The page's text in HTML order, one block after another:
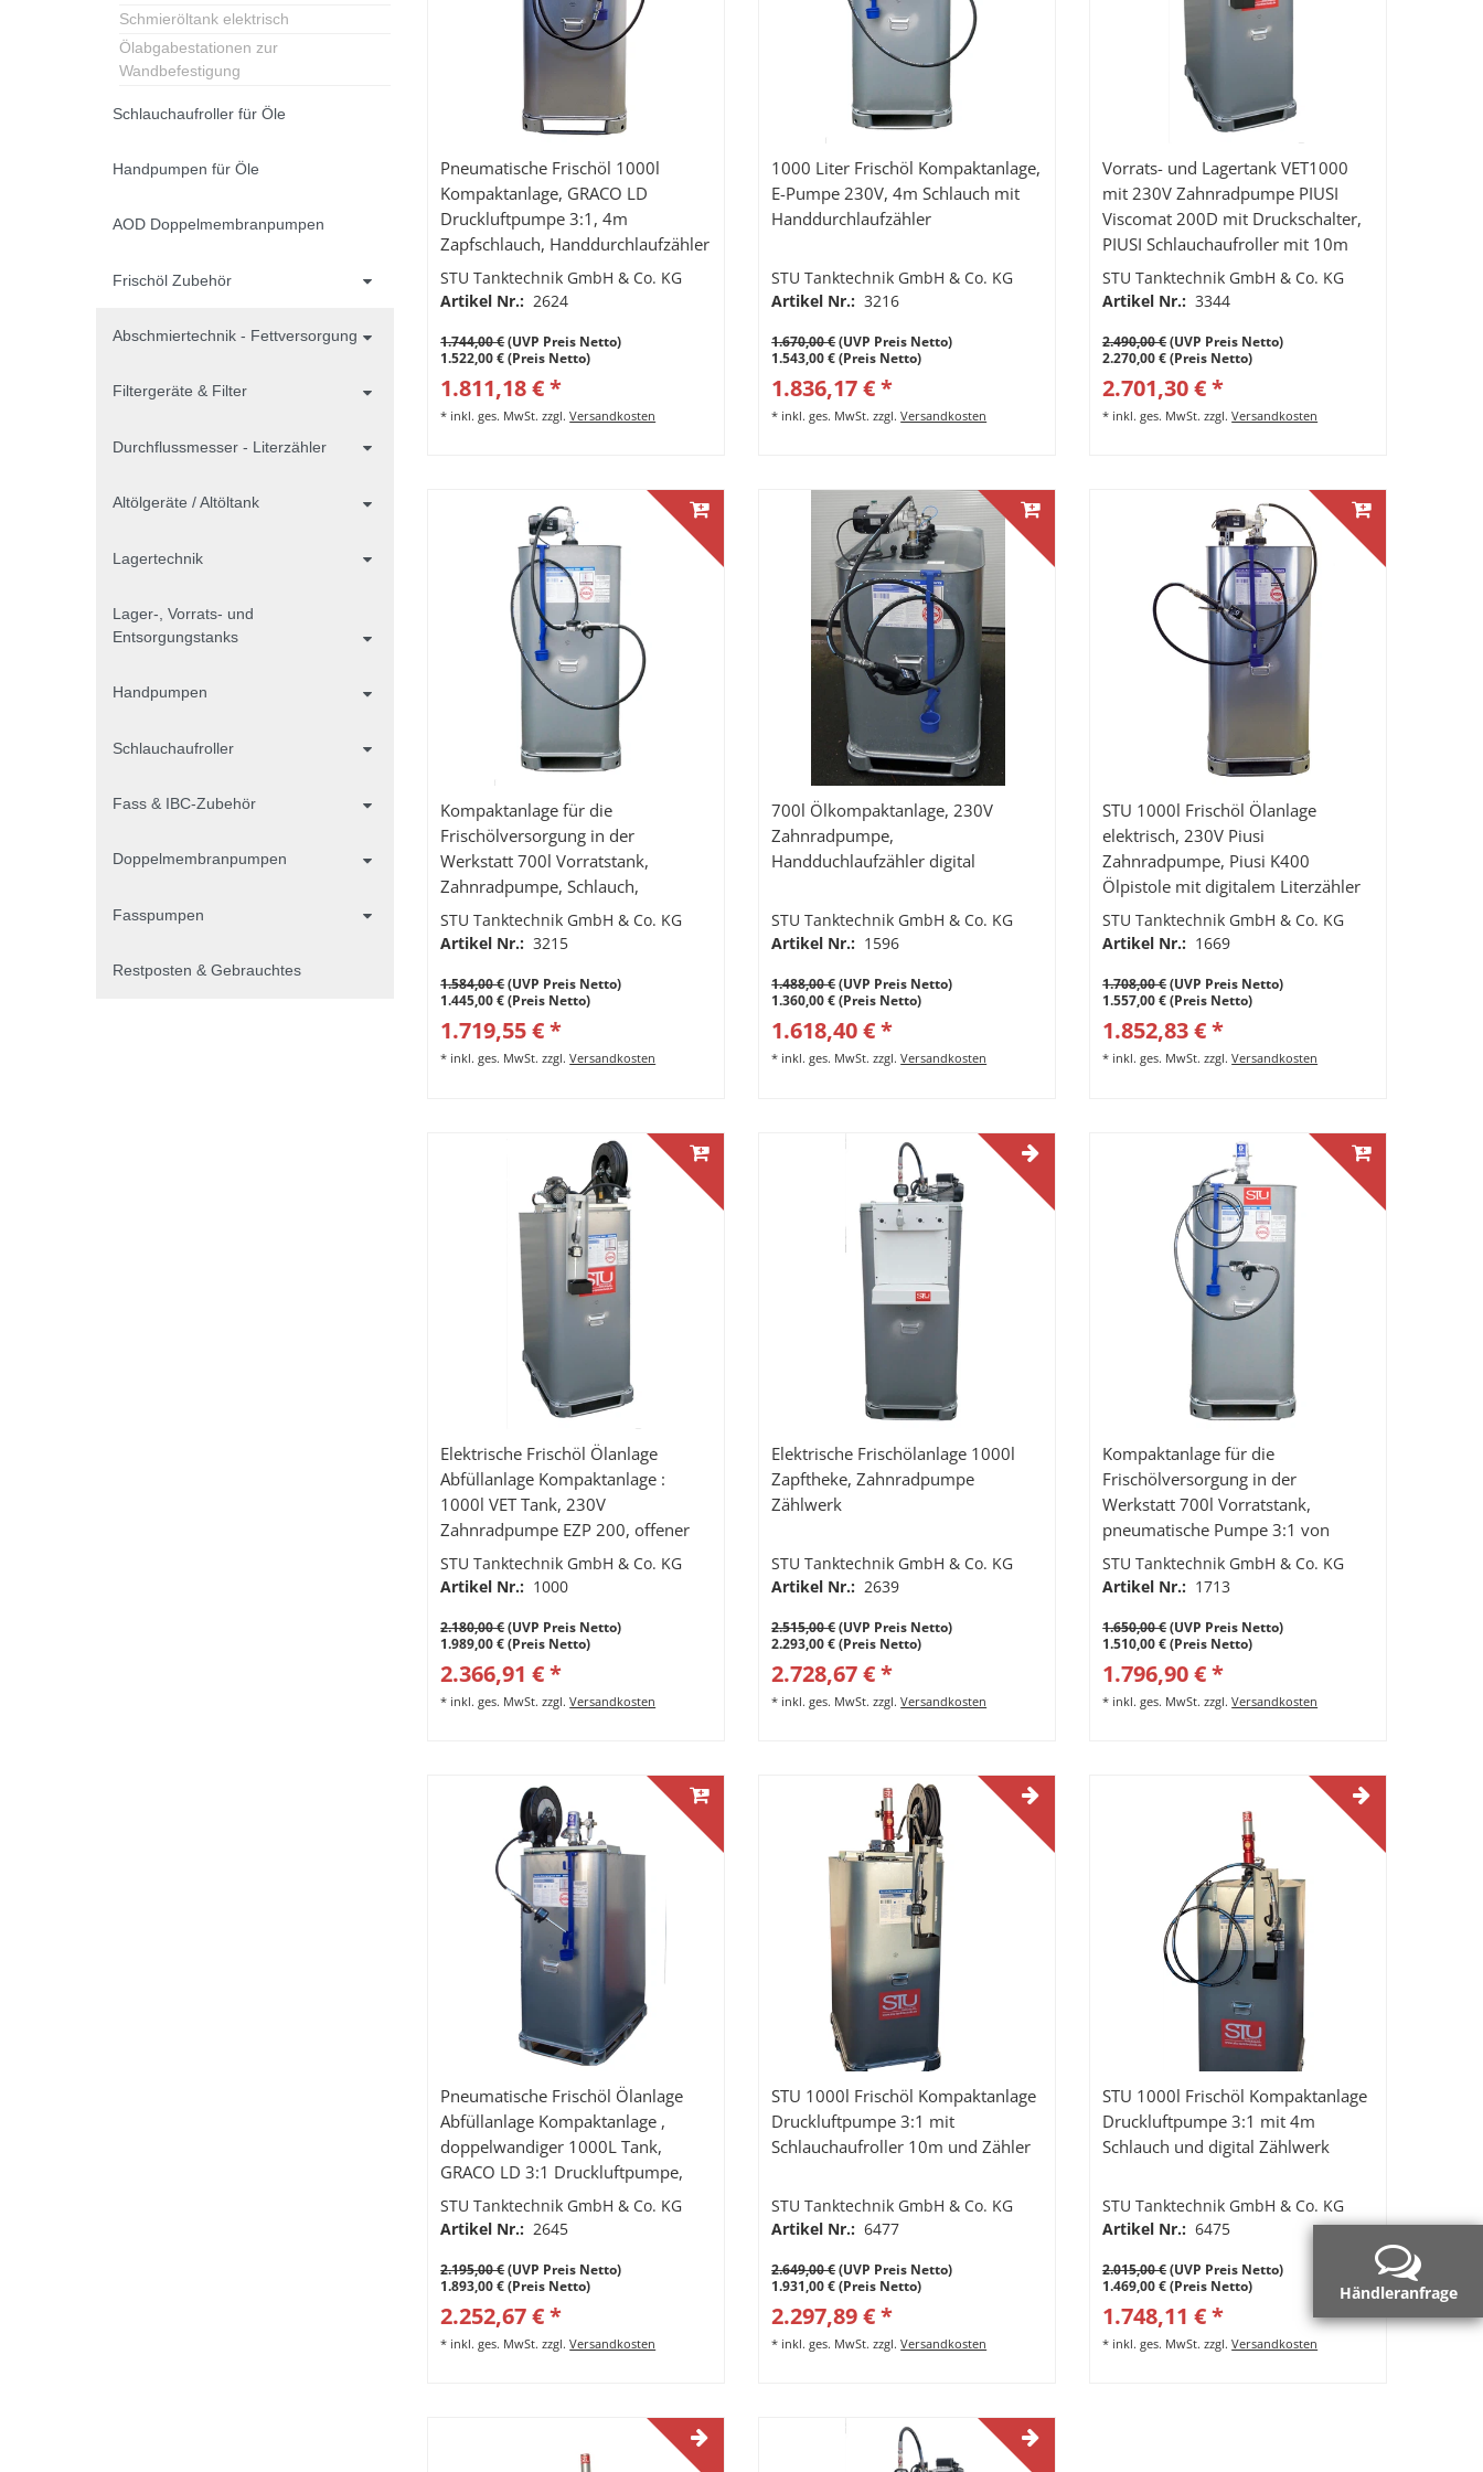
Händleranfrage
Schmieröltank elektrisch
Ölabgabestationen zur
Wandbefestigung
Schlauchaufroller für Öle
Handpumpen für Öle
AOD Doppelmembranpumpen
Frischöl Zubehör
Abschmiertechnik - Fettversorgung
Filtergeräte & Filter
Durchflussmesser - Literzähler
Altölgeräte / Altöltank
Lagertechnik
Lager-, Vorrats- und
Entsorgungstanks
Handpumpen
Schlauchaufroller
Fass & IBC-Zubehör
Doppelmembranpumpen
Fasspumpen
Restposten & Gebrauchtes
Pneumatische Frischöl 1000l
Kompaktanlage, GRACO LD
Druckluftpumpe 3:1, 4m
Zapfschlauch, Handdurchlaufzähler
mit starrem Auslauf, Tropfbecher.
Ölanlage Abfüllanlage
STU Tanktechnik GmbH & Co. KG
Artikel Nr.: 2624
1.744,00 €(UVP Preis Netto)
1.522,00 € (Preis Netto)
1.811,18 € *
* inkl. ges. MwSt. zzgl.Versandkosten
1000 Liter Frischöl Kompaktanlage,
E-Pumpe 230V, 4m Schlauch mit
Handdurchlaufzähler
STU Tanktechnik GmbH & Co. KG
Artikel Nr.: 3216
1.670,00 €(UVP Preis Netto)
1.543,00 € (Preis Netto)
1.836,17 € *
* inkl. ges. MwSt. zzgl.Versandkosten
Vorrats- und Lagertank VET1000
mit 230V Zahnradpumpe PIUSI
Viscomat 200D mit Druckschalter,
PIUSI Schlauchaufroller mit 10m
Hochdruckschlauch und
Handdurchlaufzähler K400
STU Tanktechnik GmbH & Co. KG
Artikel Nr.: 3344
2.490,00 €(UVP Preis Netto)
2.270,00 € (Preis Netto)
2.701,30 € *
* inkl. ges. MwSt. zzgl.Versandkosten
Kompaktanlage für die
Frischölversorgung in der
Werkstatt 700l Vorratstank,
Zahnradpumpe, Schlauch,
Handdurchlaufzähler K400 mit
Drehgelenk
STU Tanktechnik GmbH & Co. KG
Artikel Nr.: 3215
1.584,00 €(UVP Preis Netto)
1.445,00 € (Preis Netto)
1.719,55 € *
* inkl. ges. MwSt. zzgl.Versandkosten
700l Ölkompaktanlage, 230V
Zahnradpumpe,
Handduchlaufzähler digital
STU Tanktechnik GmbH & Co. KG
Artikel Nr.: 1596
1.488,00 €(UVP Preis Netto)
1.360,00 € (Preis Netto)
1.618,40 € *
* inkl. ges. MwSt. zzgl.Versandkosten
STU 1000l Frischöl Ölanlage
elektrisch, 230V Piusi
Zahnradpumpe, Piusi K400
Ölpistole mit digitalem Literzähler
STU Tanktechnik GmbH & Co. KG
Artikel Nr.: 1669
1.708,00 €(UVP Preis Netto)
1.557,00 € (Preis Netto)
1.852,83 € *
* inkl. ges. MwSt. zzgl.Versandkosten
Elektrische Frischöl Ölanlage
Abfüllanlage Kompaktanlage :
1000l VET Tank, 230V
Zahnradpumpe EZP 200, offener
Schlauchaufroller 10m Ölschlauch,
Handdurchlaufzähler mit starrem
STU Tanktechnik GmbH & Co. KG
Artikel Nr.: 1000
2.180,00 €(UVP Preis Netto)
1.989,00 € (Preis Netto)
2.366,91 € *
* inkl. ges. MwSt. zzgl.Versandkosten
Elektrische Frischölanlage 1000l
Zapftheke, Zahnradpumpe
Zählwerk
STU Tanktechnik GmbH & Co. KG
Artikel Nr.: 2639
2.515,00 €(UVP Preis Netto)
2.293,00 € (Preis Netto)
2.728,67 € *
* inkl. ges. MwSt. zzgl.Versandkosten
Kompaktanlage für die
Frischölversorgung in der
Werkstatt 700l Vorratstank,
pneumatische Pumpe 3:1 von
GRACO, Druckminderer,
Manometer und Wasserabscheider,
Digitalanzeige
STU Tanktechnik GmbH & Co. KG
Artikel Nr.: 1713
1.650,00 €(UVP Preis Netto)
1.510,00 € (Preis Netto)
1.796,90 € *
* inkl. ges. MwSt. zzgl.Versandkosten
Pneumatische Frischöl Ölanlage
Abfüllanlage Kompaktanlage ,
doppelwandiger 1000L Tank,
GRACO LD 3:1 Druckluftpumpe,
PIUSI Schlauchaufroller mit 10m
Hochdruckschlauch,
Auslauf
STU Tanktechnik GmbH & Co. KG
Artikel Nr.: 2645
2.195,00 €(UVP Preis Netto)
1.893,00 € (Preis Netto)
2.252,67 € *
* inkl. ges. MwSt. zzgl.Versandkosten
STU 1000l Frischöl Kompaktanlage
Druckluftpumpe 3:1 mit
Schlauchaufroller 10m und Zähler
STU Tanktechnik GmbH & Co. KG
Artikel Nr.: 6477
2.649,00 €(UVP Preis Netto)
1.931,00 € (Preis Netto)
2.297,89 € *
* inkl. ges. MwSt. zzgl.Versandkosten
STU 1000l Frischöl Kompaktanlage
Druckluftpumpe 3:1 mit 4m
Schlauch und digital Zählwerk
STU Tanktechnik GmbH & Co. KG
Artikel Nr.: 6475
2.015,00 €(UVP Preis Netto)
1.469,00 € (Preis Netto)
1.748,11 € *
* inkl. ges. MwSt. zzgl.Versandkosten